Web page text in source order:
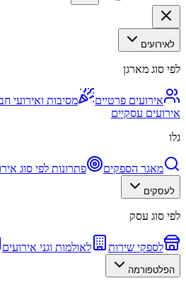
לאירועים
לפי סוג מארגן
אירועים פרטיים מסיבות ואירועי
אירועים עסקיים
גלו
מאגר הספקים פתרונות לפי סוג
לעסקים
לפי סוג עסק
לספקי שירות לאולמות וגני אירועים
הפלטפורמה